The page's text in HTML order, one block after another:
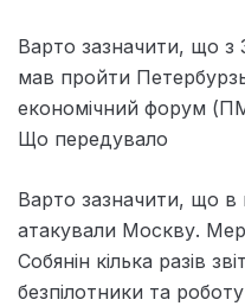
Варто зазначити, що з
мав пройти
економічний форум
Що передувало
Варто зазначити, що в
атакували Москву. Мер
Собянін кілька разів
безпілотники та